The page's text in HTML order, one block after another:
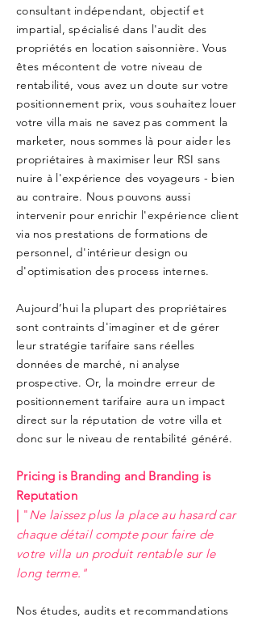
consultant indépendant, objectif et
impartial, spécialisé dans l'audit des
propriétés en location saisonnière. Vous
êtes mécontent de votre niveau de
rentabilité, vous avez un doute sur votre
positionnement prix, vous souhaitez louer
votre villa mais ne savez pas comment la
marketer, nous sommes là pour aider les
propriétaires à maximiser leur RSI sans
nuire à l'expérience des voyageurs - bien
au contraire. Nous pouvons aussi
intervenir pour enrichir l'expérience client
via nos prestations de formations de
personnel, d'intérieur design ou
d'optimisation des process internes.
Aujourd’hui la plupart des propriétaires
sont contraints d'imaginer et de gérer
leur stratégie tarifaire sans réelles
données de marché, ni analyse
prospective. Or, la moindre erreur de
positionnement tarifaire aura un impact
direct sur la réputation de votre villa et
donc sur le niveau de rentabilité généré.
Pricing is Branding and Branding is
Reputation
| "Ne laissez plus la place au hasard car
chaque détail compte pour faire de
votre villa un produit rentable sur le
long terme."
Nos études, audits et recommandations